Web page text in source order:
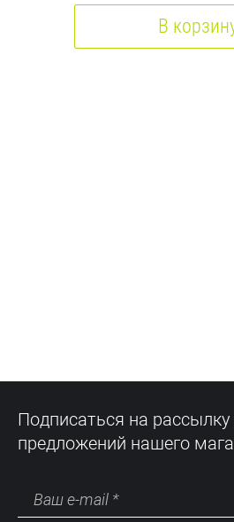
В
Подписаться на
предложений нашего